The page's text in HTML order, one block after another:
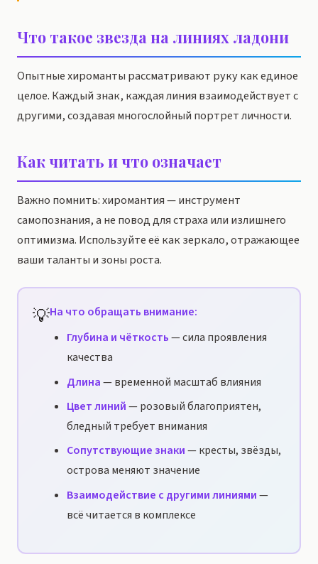
Что такое звезда на линиях ладони
Опытные хироманты рассматривают руку как единое
целое. Каждый знак, каждая линия взаимодействует с
другими, создавая многослойный портрет личности.
Как читать и что означает
Важно помнить: хиромантия — инструмент
самопознания, а не повод для страха или излишнего
оптимизма. Используйте её как зеркало, отражающее
ваши таланты и зоны роста.
💡На что обращать внимание:
Глубина и чёткость— сила проявления
качества
Длина— временной масштаб влияния
Цвет линий— розовый благоприятен,
бледный требует внимания
Сопутствующие знаки— кресты, звёзды,
острова меняют значение
Взаимодействие с другими линиями—
всё читается в комплексе